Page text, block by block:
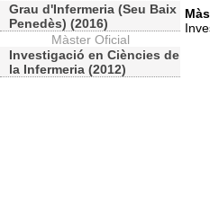
Grau d'Infermeria (Seu Baix
Penedès) (2016)
Màster Oficial
Investigació en Ciències de
la Infermeria (2012)